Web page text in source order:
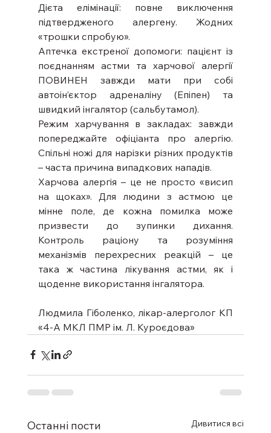
Дієта елімінації: повне виключення
підтвердженого алергену. Жодних
«трошки спробую».
Аптечка екстреної допомоги: пацієнт із
поєднанням астми та харчової алергії
ПОВИНЕН завжди мати при собі
автоін’єктор адреналіну (Епіпен) та
швидкий інгалятор (сальбутамол).
Режим харчування в закладах: завжди
попереджайте офіціанта про алергію.
Спільні ножі для нарізки різних продуктів
– часта причина випадкових нападів.
Харчова алергія – це не просто «висип
на щоках». Для людини з астмою це
мінне поле, де кожна помилка може
призвести до зупинки дихання.
Контроль раціону та розуміння
механізмів перехресних реакцій – це
така ж частина лікування астми, як і
щоденне використання інгалятора.
Людмила Гіболенко, лікар-алерголог КП
«4-А МКЛ ПМР ім. Л. Куроєдова»
Останні пости Дивитися всі